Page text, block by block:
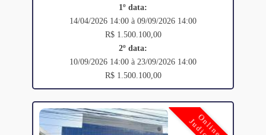
1º data:
14/04/2026 14:00 à 09/09/2026 14:00
R$ 1.500.100,00
2º data:
10/09/2026 14:00 à 23/09/2026 14:00
R$ 1.500.100,00
Online